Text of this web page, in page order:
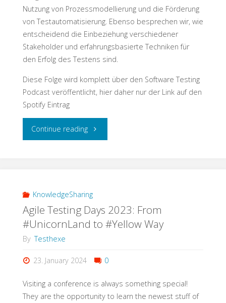
Nutzung von Prozessmodellierung und die Förderung
von Testautomatisierung. Ebenso besprechen wir, wie
entscheidend die Einbeziehung verschiedener
Stakeholder und erfahrungsbasierte Techniken für
den Erfolg des Testens sind.
Diese Folge wird komplett über den Software Testing
Podcast veröffentlicht, hier daher nur der Link auf den
Spotify Eintrag
Continue reading"Enterprise
KnowledgeSharing
Agile Testing Days 2023: From
#UnicornLand to #Yellow Way
By Testhexe
23. January 2024 0
Visiting a conference is always something special!
They are the opportunity to learn the newest stuff of